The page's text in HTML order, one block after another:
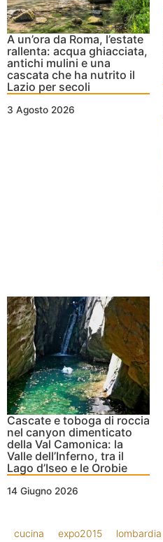
A un’ora da Roma, l’estate
rallenta: acqua ghiacciata,
antichi mulini e una
cascata che ha nutrito il
Lazio per secoli
3 Agosto 2026
Cascate e toboga di roccia
nel canyon dimenticato
della Val Camonica: la
Valle dell’Inferno, tra il
Lago d’Iseo e le Orobie
14 Giugno 2026
cucina expo2015 lombardia